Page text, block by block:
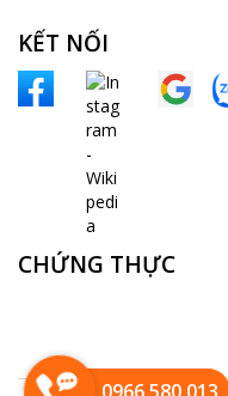
KẾT NỐI
CHỨNG THỰC